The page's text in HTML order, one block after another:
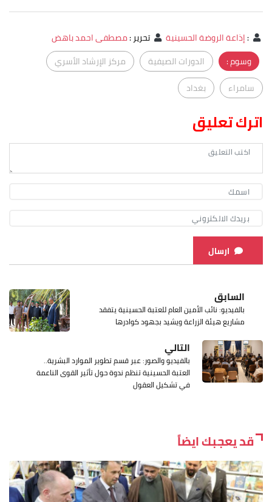
:إذاعة الروضة الحسينية تحرير:مصطفى احمد باهض
وسوم :
الدورات الصيفية
مركز الإرشاد الأسري
سامراء
بغداد
اترك تعليق
ارسال
السابق
بالفيديو: نائب الأمين العام للعتبة الحسينية يتفقد
مشاريع هيئة الزراعة ويشيد بجهود كوادرها
التالي
بالفيديو والصور: عبر قسم تطوير الموارد البشرية..
العتبة الحسينية تنظم ندوة حول تأثير القوى الناعمة
في تشكيل العقول
قد يعجبك ايضاً